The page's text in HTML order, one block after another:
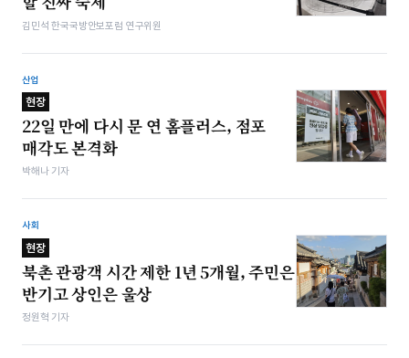
김민석 한국국방안보포럼 연구위원
산업
현장
22일 만에 다시 문 연 홈플러스, 점포
매각도 본격화
박해나 기자
사회
현장
북촌 관광객 시간 제한 1년 5개월, 주민은
반기고 상인은 울상
정원혁 기자